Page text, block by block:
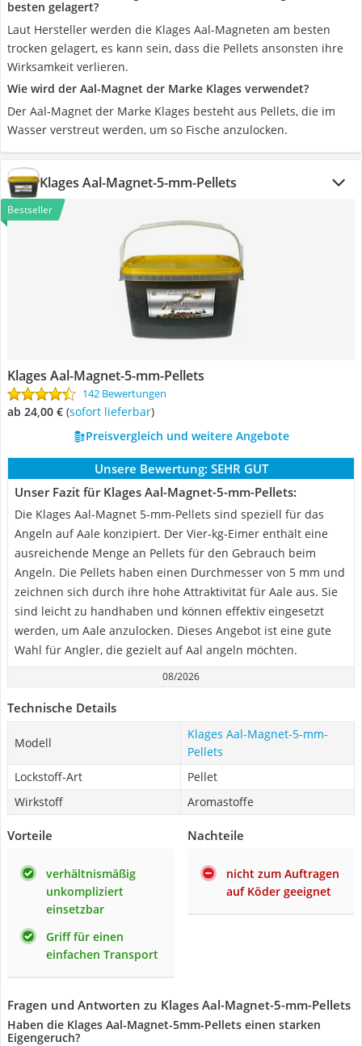
besten gelagert?
Laut Hersteller werden die Klages Aal-Magneten am besten
trocken gelagert, es kann sein, dass die Pellets ansonsten ihre
Wirksamkeit verlieren.
Wie wird der Aal-Magnet der Marke Klages verwendet?
Der Aal-Magnet der Marke Klages besteht aus Pellets, die im
Wasser verstreut werden, um so Fische anzulocken.
Klages Aal-Magnet-5-mm-Pellets
Bestseller
Klages Aal-Magnet-5-mm-Pellets
142 Bewertungen
ab 24,00 € ( Sofort lieferbar)
Preisvergleich und weitere Angebote
Unsere Bewertung: SEHR GUT
Unser Fazit für Klages Aal-Magnet-5-mm-Pellets:
Die Klages Aal-Magnet 5-mm-Pellets sind speziell für das
Angeln auf Aale konzipiert. Der Vier-kg-Eimer enthält eine
ausreichende Menge an Pellets für den Gebrauch beim
Angeln. Die Pellets haben einen Durchmesser von 5 mm und
zeichnen sich durch ihre hohe Attraktivität für Aale aus. Sie
sind leicht zu handhaben und können effektiv eingesetzt
werden, um Aale anzulocken. Dieses Angebot ist eine gute
Wahl für Angler, die gezielt auf Aal angeln möchten.
08/2026
Technische Details
Modell
Klages Aal-Magnet-5-mm-
Pellets
Lockstoff-Art
Pellet
Wirkstoff
Aromastoffe
Vorteile
verhältnismäßig
unkompliziert
einsetzbar
Griff für einen
einfachen Transport
Nachteile
nicht zum Auftragen
auf Köder geeignet
Fragen und Antworten zu Klages Aal-Magnet-5-mm-Pellets
Haben die Klages Aal-Magnet-5mm-Pellets einen starken
Eigengeruch?